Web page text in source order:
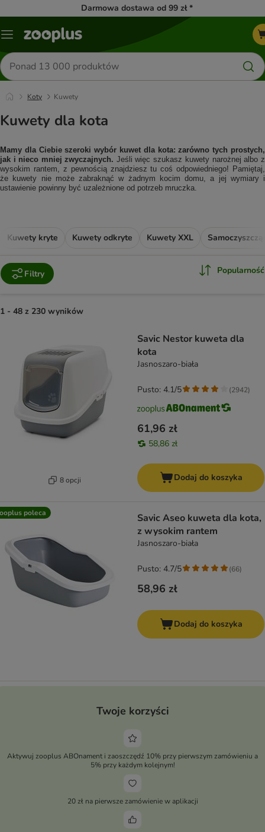
Darmowa dostawa od 99 zł *
Menu
Szukaj
produktów
Koty Kuwety
Kuwety dla kota
Mamy dla Ciebie szeroki wybór kuwet dla kota: zarówno tych prostych,
jak i nieco mniej zwyczajnych. Jeśli więc szukasz kuwety narożnej albo z
wysokim rantem, z pewnością znajdziesz tu coś odpowiedniego! Pamiętaj,
że kuwety nie może zabraknąć w żadnym kocim domu, a jej wymiary i
ustawienie powinny być uzależnione od potrzeb mruczka.
Kuwety kryte Kuwety odkryte Kuwety XXL
Filtry Popularność
1 - 48 z 230 wyników
8 opcji
Savic Nestor kuweta dla
kota
Jasnoszaro-biała
61,96 zł
58,86 zł
Pusto: 4.1/5 (2942)
Dodaj do koszyka
poleca
Savic Aseo kuweta dla kota,
z wysokim rantem
Jasnoszaro-biała
58,96 zł
Pusto: 4.7/5 (66)
Dodaj do koszyka
Twoje korzyści
Aktywuj zooplus ABOnament i zaoszczędź 10% przy pierwszym zamówieniu a
5% przy każdym kolejnym!
20 zł na pierwsze zamówienie w aplikacji